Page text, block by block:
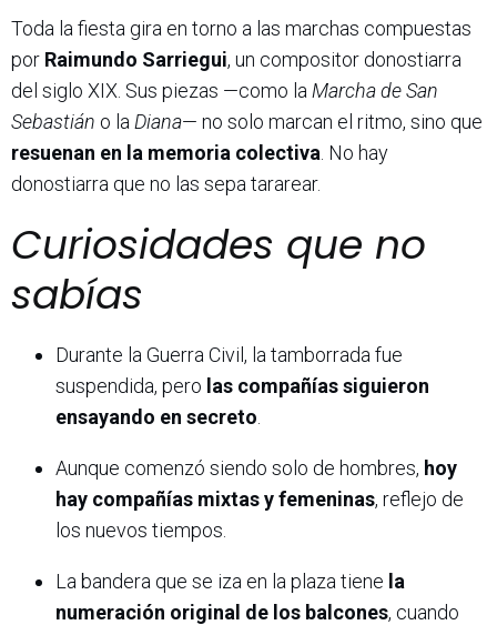
Toda la fiesta gira en torno a las marchas compuestas
por Raimundo Sarriegui, un compositor donostiarra
del siglo XIX. Sus piezas —como la Marcha de San
Sebastián o la Diana— no solo marcan el ritmo, sino que
resuenan en la memoria colectiva . No hay
donostiarra que no las sepa tararear.
Curiosidades que no
sabías
Durante la Guerra Civil, la tamborrada fue
suspendida, pero las compañías siguieron
ensayando en secreto
Aunque comenzó siendo solo de hombres, hoy
hay compañías mixtas y femeninas, reflejo de
los nuevos tiempos.
La bandera que se iza en la plaza tiene la
numeración original de los balcones, cuando